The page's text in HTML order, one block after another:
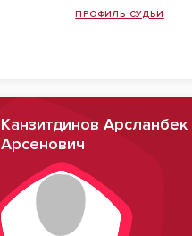
ПРОФИЛЬ СУДЬИ
Канзитдинов Арсланбек
Арсенович